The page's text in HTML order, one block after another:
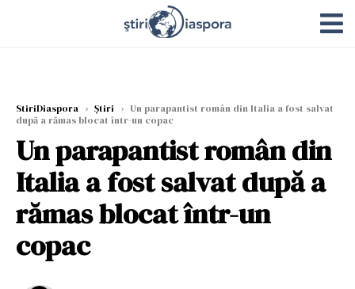
StiriDiaspora › Știri › Un parapantist român din Italia a fost salvat
după a rămas blocat într-un copac
Un parapantist român din
Italia a fost salvat după a
rămas blocat într-un
copac